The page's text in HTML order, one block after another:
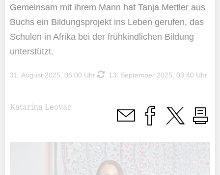
Gemeinsam mit ihrem Mann hat Tanja Mettler aus
Buchs ein Bildungsprojekt ins Leben gerufen, das
Schulen in Afrika bei der frühkindlichen Bildung
unterstützt.
31. August 2025, 06:00 Uhr 13. September 2025, 03:40 Uhr
Katarina Leovac